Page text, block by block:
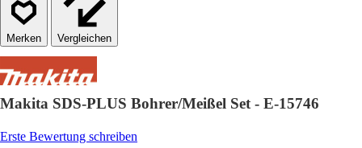
Vergleichen
Makita SDS-PLUS Bohrer/Meißel Set - E-15746
Erste Bewertung schreiben